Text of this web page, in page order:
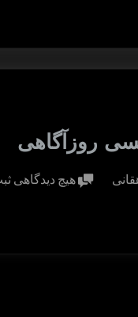
روزآگاهی
هیچ دیدگاهی